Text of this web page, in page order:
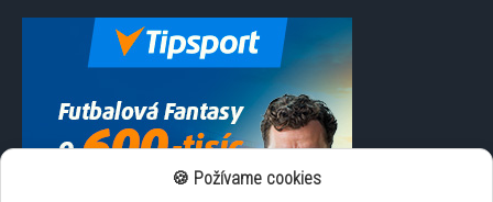
🍪 Požívame cookies